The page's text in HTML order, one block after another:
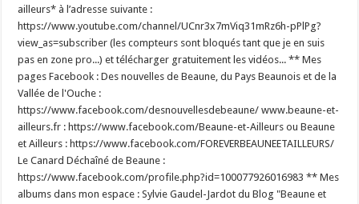
ailleurs* à l’adresse suivante :
https://www.youtube.com/channel/UCnr3x7mViq31mRz6h-pPlPg?
view_as=subscriber (les compteurs sont bloqués tant que je en suis
pas en zone pro...) et télécharger gratuitement les vidéos... ** Mes
pages Facebook : Des nouvelles de Beaune, du Pays Beaunois et de la
Vallée de l'Ouche :
https://www.facebook.com/desnouvellesdebeaune/ www.beaune-et-
ailleurs.fr : https://www.facebook.com/Beaune-et-Ailleurs ou Beaune
et Ailleurs : https://www.facebook.com/FOREVERBEAUNEETAILLEURS/
Le Canard Déchaîné de Beaune :
https://www.facebook.com/profile.php?id=100077926016983 ** Mes
albums dans mon espace : Sylvie Gaudel-Jardot du Blog "Beaune et